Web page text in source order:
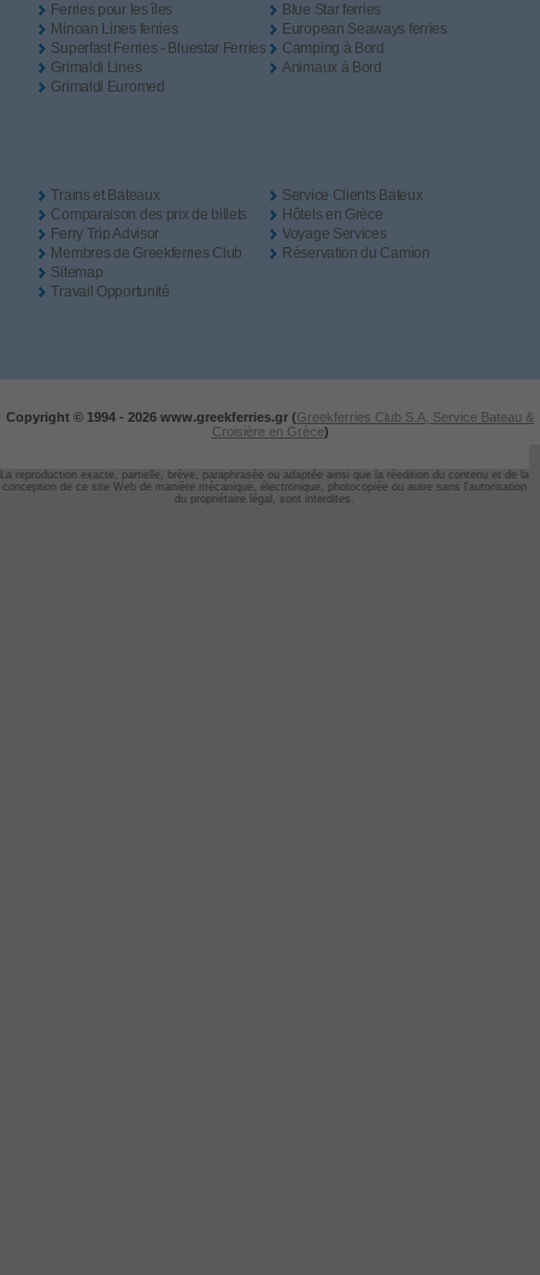
Ferries pour les îles
Minoan Lines ferries
Superfast Ferries - Bluestar Ferries
Grimaldi Lines
Grimaldi Euromed
Blue Star ferries
European Seaways ferries
Camping à Bord
Animaux à Bord
Trains et Bateaux
Comparaison des prix de billets
Ferry Trip Advisor
Membres de Greekferries Club
Sitemap
Travail Opportunité
Service Clients Bateux
Hôtels en Grèce
Voyage Services
Réservation du Camion
Copyright © 1994 - 2026 www.greekferries.gr (Greekferries Club S.A, Service Bateau &
Croisière en Grèce)
La reproduction exacte, partielle, brève, paraphrasée ou adaptée ainsi que la réedition du contenu et de la
conception de ce site Web de manière mécanique, électronique, photocopiée ou autre sans l'autorisation
du propriétaire légal, sont interdites.